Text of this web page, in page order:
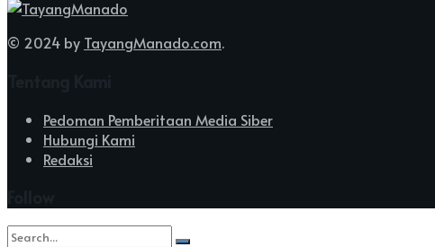
© 2024 by TayangManado.com.
Pedoman Pemberitaan Media Siber
Hubungi Kami
Redaksi